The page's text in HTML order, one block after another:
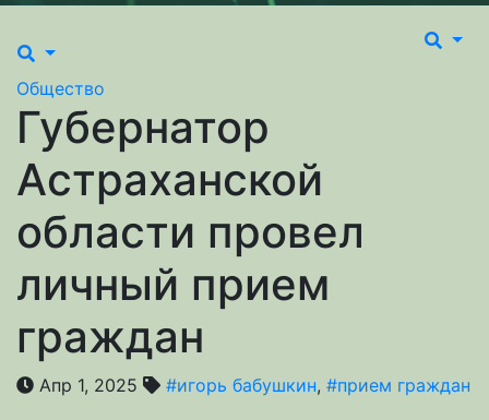
Общество
Губернатор
Астраханской
области провел
личный прием
граждан
Апр 1, 2025 #игорь бабушкин, #прием граждан